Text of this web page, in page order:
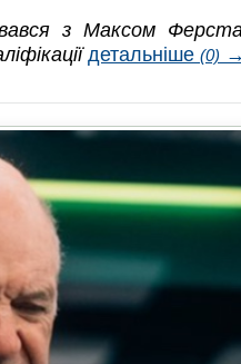
з Максом
детальніше (0)